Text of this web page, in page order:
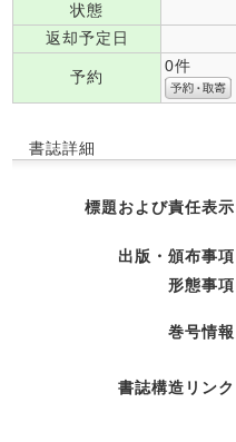
状態
返却予定日
予約
0件
書誌詳細
標題および責任表示
出版・頒布事項
形態事項
巻号情報
書誌構造リンク